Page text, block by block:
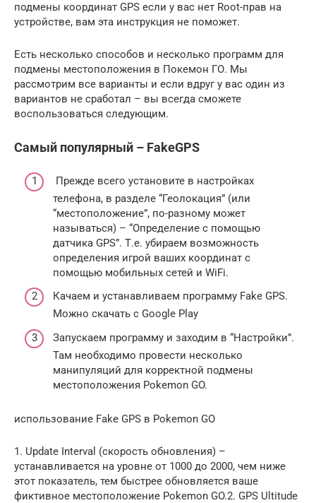
подмены координат GPS если у вас нет Root-прав на
устройстве, вам эта инструкция не поможет.
Есть несколько способов и несколько программ для
подмены местоположения в Покемон ГО. Мы
рассмотрим все варианты и если вдруг у вас один из
вариантов не сработал – вы всегда сможете
воспользоваться следующим.
Самый популярный – FakeGPS
Прежде всего установите в настройках
телефона, в разделе “Геолокация” (или
“местоположение”, по-разному может
называться) – “Определение с помощью
датчика GPS”. Т.е. убираем возможность
определения игрой ваших координат с
помощью мобильных сетей и WiFi.
Качаем и устанавливаем программу Fake GPS.
Можно скачать с Google Play
Запускаем программу и заходим в “Настройки”.
Там необходимо провести несколько
манипуляций для корректной подмены
местоположения Pokemon GO.
использование Fake GPS в Pokemon GO
1. Update Interval (скорость обновления) –
устанавливается на уровне от 1000 до 2000, чем ниже
этот показатель, тем быстрее обновляется ваше
фиктивное местоположение Pokemon GO.2. GPS Ultitude